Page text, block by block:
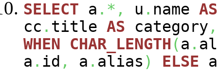
SELECT a .*, u . name AS
cc . title AS category ,
WHEN
CHAR_LENGTH(a .
a . id , a . alias ) ELSE a